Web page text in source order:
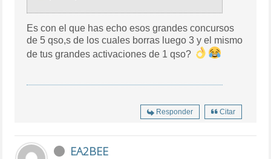
Es con el que has echo esos grandes concursos
de 5 qso,s de los cuales borras luego 3 y el mismo
de tus grandes activaciones de 1 qso?
Responder Citar
EA2BEE